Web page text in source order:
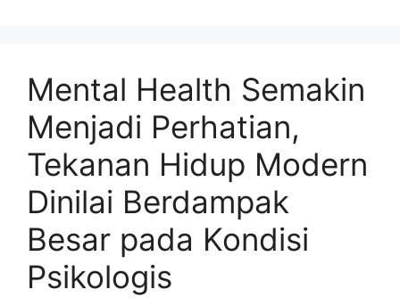
Mental Health Semakin
Menjadi Perhatian,
Tekanan Hidup Modern
Dinilai Berdampak
Besar pada Kondisi
Psikologis